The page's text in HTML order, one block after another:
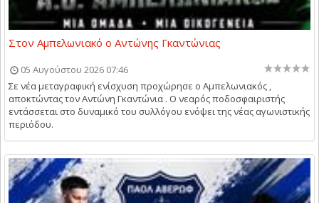
Στον Αμπελωνιακό ο Αντώνης Γκαντώνιας
05 Αυγούστου 2026 07:46
Σε νέα μεταγραφική ενίσχυση προχώρησε ο Αμπελωνιακός ,
αποκτώντας τον Αντώνη Γκαντώνια . Ο νεαρός ποδοσφαιριστής
εντάσσεται στο δυναμικό του συλλόγου ενόψει της νέας αγωνιστικής
περιόδου.